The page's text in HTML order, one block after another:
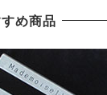
め商品